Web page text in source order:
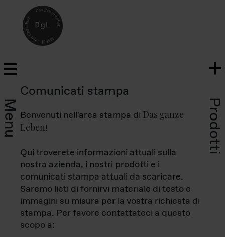
Menu Prodotti
Comunicati stampa
Benvenuti nell'area stampa di Das ganze
Leben!
Qui troverete informazioni attuali sulla
nostra azienda, i nostri prodotti e i
comunicati stampa attuali da scaricare.
Saremo lieti di fornirvi materiale di testo e
immagini su misura per la vostra richiesta di
stampa. Per favore contattateci a questo
scopo a: